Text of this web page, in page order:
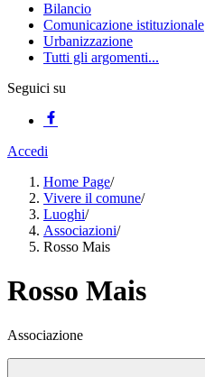
Bilancio
Comunicazione istituzionale
Urbanizzazione
Tutti gli argomenti...
Seguici su
Accedi
Home Page/
Vivere il comune/
Luoghi/
Associazioni/
Rosso Mais
Rosso Mais
Associazione